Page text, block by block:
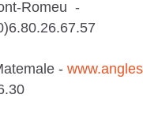
Romeu -
-